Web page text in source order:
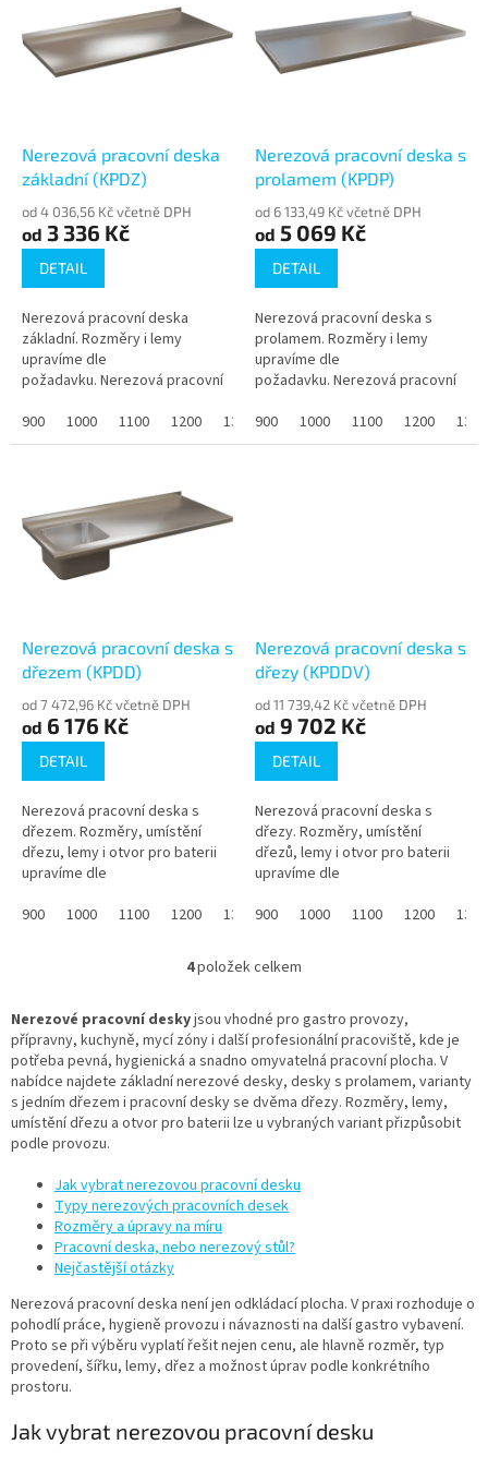
Nerezová pracovní deska
základní (KPDZ)
od 4 036,56 Kč včetně DPH
od 3 336 Kč
DETAIL
Nerezová pracovní deska
základní. Rozměry i lemy
upravíme dle
požadavku. Nerezová pracovní
pevná deska tl. 40 mm z nerezu
s podkladem. Rozměry,...
900 1000 1100 1200 1300 1400 1500 1600 1700
Nerezová pracovní deska s
prolamem (KPDP)
od 6 133,49 Kč včetně DPH
od 5 069 Kč
DETAIL
Nerezová pracovní deska s
prolamem. Rozměry i lemy
upravíme dle
požadavku. Nerezová pracovní
gastronomii. Tloušťka 40 mm,
nerezový plech 1,2 mm,...
900 1000 1100 1200 1300
Nerezová pracovní deska s
dřezem (KPDD)
od 7 472,96 Kč včetně DPH
od 6 176 Kč
DETAIL
Nerezová pracovní deska s
dřezem. Rozměry, umístění
dřezu, lemy i otvor pro baterii
upravíme dle
deska s dřezem KPDD pro
900 1000 1100 1200 1300 1400 1500 1600 1700
Nerezová pracovní deska s
dřezy (KPDDV)
od 11 739,42 Kč včetně DPH
od 9 702 Kč
DETAIL
Nerezová pracovní deska s
dřezy. Rozměry, umístění
dřezů, lemy i otvor pro baterii
upravíme dle
deska se dvěma dřezy KPDDV
900 1000 1100 1200 1300
O
l
á
d
a
c
í
v
k
v
i
s
u
4položek celkem
Nerezové pracovní deskyjsou vhodné pro gastro provozy,
přípravny, kuchyně, mycí zóny i další profesionální pracoviště, kde je
potřeba pevná, hygienická a snadno omyvatelná pracovní plocha. V
nabídce najdete základní nerezové desky, desky s prolamem, varianty
s jedním dřezem i pracovní desky se dvěma dřezy. Rozměry, lemy,
umístění dřezu a otvor pro baterii lze u vybraných variant přizpůsobit
podle provozu.
Jak vybrat nerezovou pracovní desku
Typy nerezových pracovních desek
Rozměry a úpravy na míru
Pracovní deska, nebo nerezový stůl?
Nejčastější otázky
Nerezová pracovní deska není jen odkládací plocha. V praxi rozhoduje o
pohodlí práce, hygieně provozu i návaznosti na další gastro vybavení.
Proto se při výběru vyplatí řešit nejen cenu, ale hlavně rozměr, typ
provedení, šířku, lemy, dřez a možnost úprav podle konkrétního
prostoru.
Jak vybrat nerezovou pracovní desku